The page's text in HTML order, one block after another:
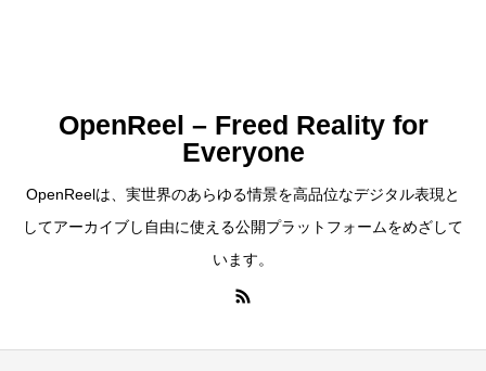
OpenReel – Freed Reality for
Everyone
OpenReelは、実世界のあらゆる情景を高品位なデジタル表現と
してアーカイブし自由に使える公開プラットフォームをめざして
います。